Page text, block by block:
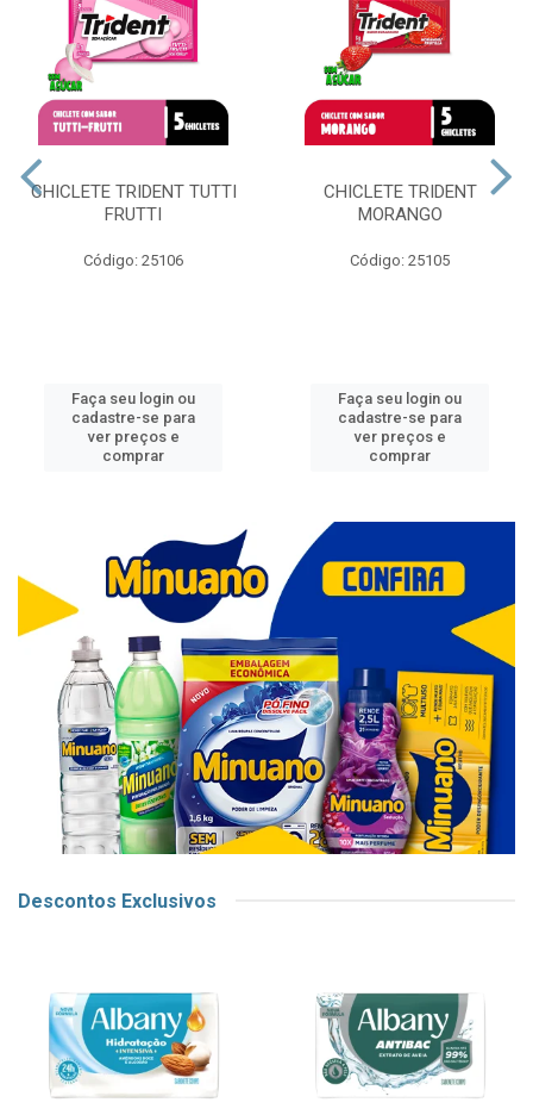
CHICLETE TRIDENT TUTTI
FRUTTI
Código: 25106
Faça seu login ou
cadastre-se para
ver preços e
comprar
CHICLETE TRIDENT
MORANGO
Código: 25105
Faça seu login ou
cadastre-se para
ver preços e
comprar
Descontos Exclusivos